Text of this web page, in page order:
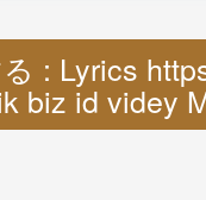
: Lyrics
biz id videy